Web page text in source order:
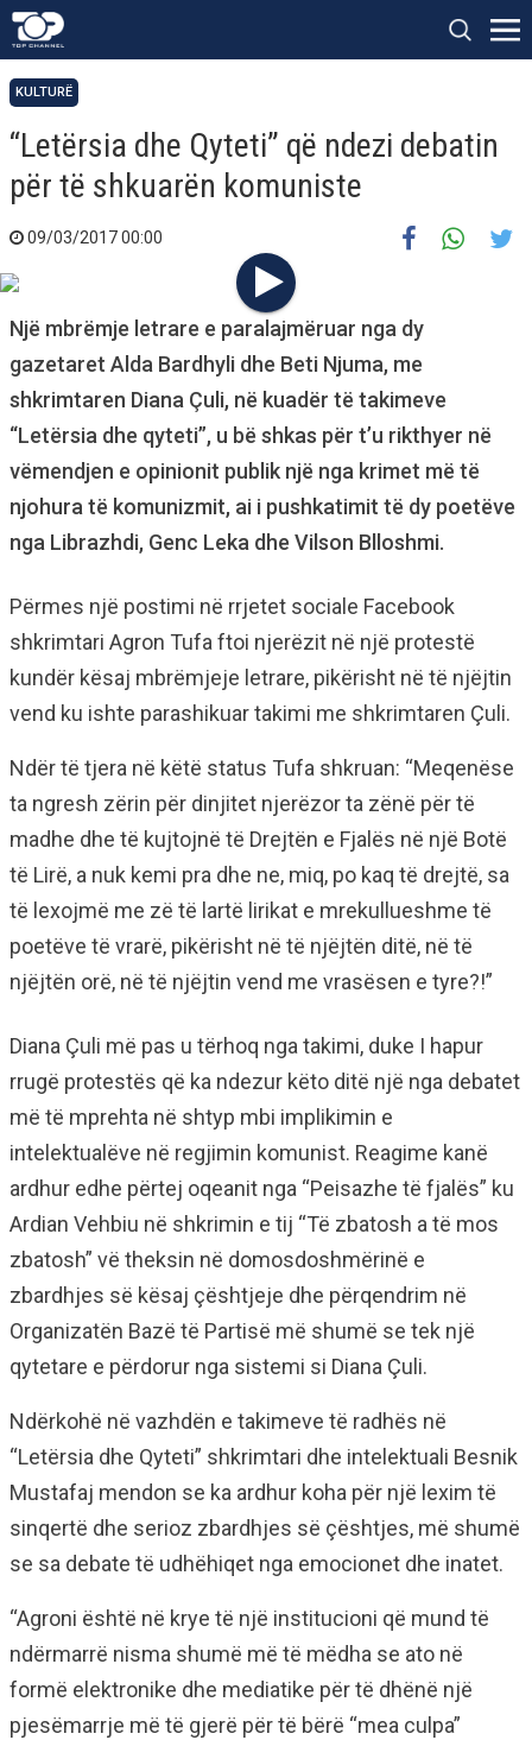
KULTURË
“Letërsia dhe Qyteti” që ndezi debatin
për të shkuarën komuniste
09/03/2017 00:00
Një mbrëmje letrare e paralajmëruar nga dy
gazetaret Alda Bardhyli dhe Beti Njuma, me
shkrimtaren Diana Çuli, në kuadër të takimeve
“Letërsia dhe qyteti”, u bë shkas për t’u rikthyer në
vëmendjen e opinionit publik një nga krimet më të
njohura të komunizmit, ai i pushkatimit të dy poetëve
nga Librazhdi, Genc Leka dhe Vilson Blloshmi.
Përmes një postimi në rrjetet sociale Facebook
shkrimtari Agron Tufa ftoi njerëzit në një protestë
kundër kësaj mbrëmjeje letrare, pikërisht në të njëjtin
vend ku ishte parashikuar takimi me shkrimtaren Çuli.
Ndër të tjera në këtë status Tufa shkruan: “Meqenëse
ta ngresh zërin për dinjitet njerëzor ta zënë për të
madhe dhe të kujtojnë të Drejtën e Fjalës në një Botë
të Lirë, a nuk kemi pra dhe ne, miq, po kaq të drejtë, sa
të lexojmë me zë të lartë lirikat e mrekullueshme të
poetëve të vrarë, pikërisht në të njëjtën ditë, në të
njëjtën orë, në të njëjtin vend me vrasësen e tyre?!”
Diana Çuli më pas u tërhoq nga takimi, duke I hapur
rrugë protestës që ka ndezur këto ditë një nga debatet
më të mprehta në shtyp mbi implikimin e
intelektualëve në regjimin komunist. Reagime kanë
ardhur edhe përtej oqeanit nga “Peisazhe të fjalës” ku
Ardian Vehbiu në shkrimin e tij “Të zbatosh a të mos
zbatosh” vë theksin në domosdoshmërinë e
zbardhjes së kësaj çështjeje dhe përqendrim në
Organizatën Bazë të Partisë më shumë se tek një
qytetare e përdorur nga sistemi si Diana Çuli.
Ndërkohë në vazhdën e takimeve të radhës në
“Letërsia dhe Qyteti” shkrimtari dhe intelektuali Besnik
Mustafaj mendon se ka ardhur koha për një lexim të
sinqertë dhe serioz zbardhjes së çështjes, më shumë
se sa debate të udhëhiqet nga emocionet dhe inatet.
“Agroni është në krye të një institucioni që mund të
ndërmarrë nisma shumë më të mëdha se ato në
formë elektronike dhe mediatike për të dhënë një
pjesëmarrje më të gjerë për të bërë “mea culpa”